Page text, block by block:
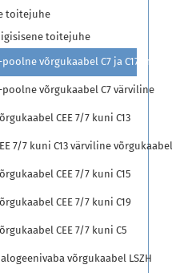
toitejuhe
toitejuhe
poolne võrgukaabel C7 ja C17 must
poolne võrgukaabel C7 värviline
CEE 7/7 kuni C13
7/7 kuni C13 värviline võrgukaabel
CEE 7/7 kuni C15
CEE 7/7 kuni C19
CEE 7/7 kuni C5
võrgukaabel LSZH